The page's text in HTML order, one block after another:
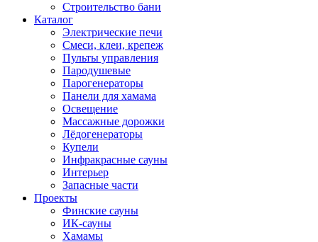
Строительство бани
Каталог
Электрические печи
Смеси, клеи, крепеж
Пульты управления
Пародушевые
Парогенераторы
Панели для хамама
Освещение
Массажные дорожки
Лёдогенераторы
Купели
Инфракрасные сауны
Интерьер
Запасные части
Проекты
Финские сауны
ИК-сауны
Хамамы